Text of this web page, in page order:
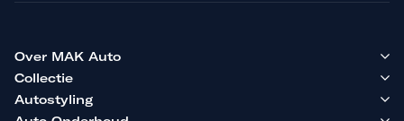
Over MAK Auto
Collectie
Autostyling